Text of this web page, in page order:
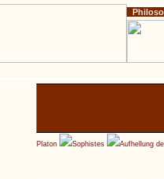
Platon Sophistes Aufhellung